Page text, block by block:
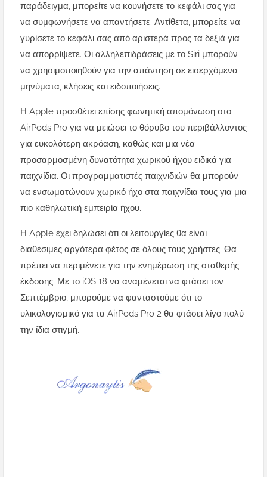
παράδειγμα, μπορείτε να κουνήσετε το κεφάλι σας για
να συμφωνήσετε να απαντήσετε. Αντίθετα, μπορείτε να
γυρίσετε το κεφάλι σας από αριστερά προς τα δεξιά για
να απορρίψετε. Οι αλληλεπιδράσεις με το Siri μπορούν
να χρησιμοποιηθούν για την απάντηση σε εισερχόμενα
μηνύματα, κλήσεις και ειδοποιήσεις.
Η Apple προσθέτει επίσης φωνητική απομόνωση στο
AirPods Pro για να μειώσει το θόρυβο του περιβάλλοντος
για ευκολότερη ακρόαση, καθώς και μια νέα
προσαρμοσμένη δυνατότητα χωρικού ήχου ειδικά για
παιχνίδια. Οι προγραμματιστές παιχνιδιών θα μπορούν
να ενσωματώνουν χωρικό ήχο στα παιχνίδια τους για μια
πιο καθηλωτική εμπειρία ήχου.
Η Apple έχει δηλώσει ότι οι λειτουργίες θα είναι
διαθέσιμες αργότερα φέτος σε όλους τους χρήστες. Θα
πρέπει να περιμένετε για την ενημέρωση της σταθερής
έκδοσης. Με το iOS 18 να αναμένεται να φτάσει τον
Σεπτέμβριο, μπορούμε να φανταστούμε ότι το
υλικολογισμικό για τα AirPods Pro 2 θα φτάσει λίγο πολύ
την ίδια στιγμή.